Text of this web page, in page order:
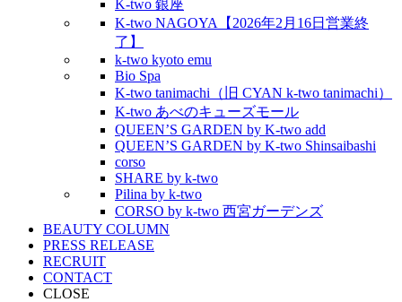
K-two 銀座
K-two NAGOYA【2026年2月16日営業終
了】
k-two kyoto emu
Bio Spa
K-two tanimachi（旧 CYAN k-two tanimachi）
K-two あべのキューズモール
QUEEN’S GARDEN by K-two add
QUEEN’S GARDEN by K-two Shinsaibashi
corso
SHARE by k-two
Pilina by k-two
CORSO by k-two 西宮ガーデンズ
BEAUTY COLUMN
PRESS RELEASE
RECRUIT
CONTACT
CLOSE